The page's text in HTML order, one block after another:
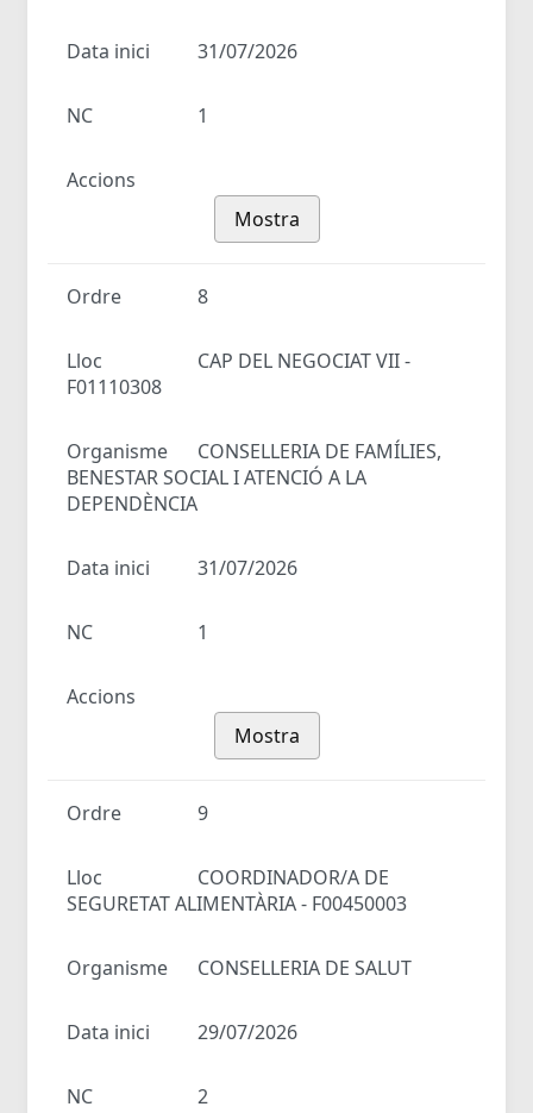
Data inici 31/07/2026
NC 1
Accions
Mostra
Ordre 8
Lloc
CAP DEL NEGOCIAT VII -
F01110308
Organisme
CONSELLERIA DE FAMÍLIES,
BENESTAR SOCIAL I ATENCIÓ A LA
DEPENDÈNCIA
Data inici 31/07/2026
NC 1
Accions
Mostra
Ordre 9
Lloc
COORDINADOR/A DE
SEGURETAT ALIMENTÀRIA - F00450003
Organisme CONSELLERIA DE SALUT
Data inici 29/07/2026
NC 2